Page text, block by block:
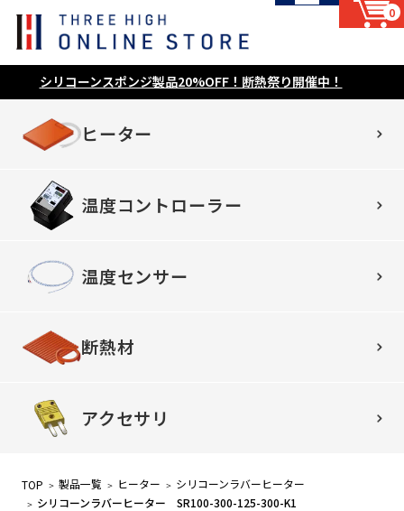
0
シリコーンスポンジ製品20%OFF！断熱祭り開催中！
ヒーター
温度コントローラー
温度センサー
断熱材
アクセサリ
TOP 製品一覧 ヒーター
シリコーンラバーヒーター
シリコーンラバーヒーター SR100-300-125-300-K1